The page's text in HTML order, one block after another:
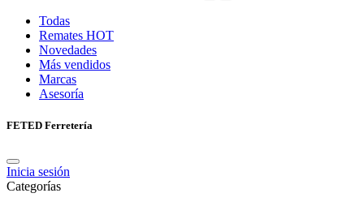
Todas
Remates HOT
Novedades
Más vendidos
Marcas
Asesoría
FETED Ferretería
Inicia sesión
Categorías